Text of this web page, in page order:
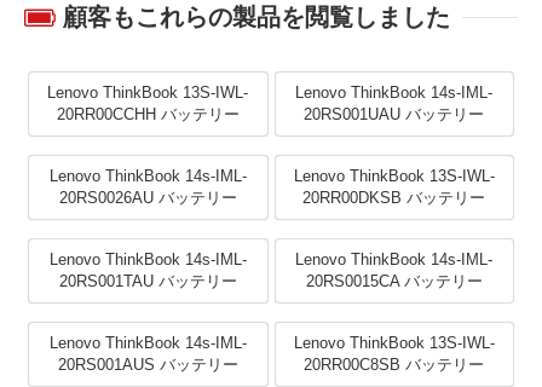
顧客もこれらの製品を閲覧しました
Lenovo ThinkBook 13S-IWL-
20RR00CCHH バッテリー
Lenovo ThinkBook 14s-IML-
20RS001UAU バッテリー
Lenovo ThinkBook 14s-IML-
20RS0026AU バッテリー
Lenovo ThinkBook 13S-IWL-
20RR00DKSB バッテリー
Lenovo ThinkBook 14s-IML-
20RS001TAU バッテリー
Lenovo ThinkBook 14s-IML-
20RS0015CA バッテリー
Lenovo ThinkBook 14s-IML-
20RS001AUS バッテリー
Lenovo ThinkBook 13S-IWL-
20RR00C8SB バッテリー